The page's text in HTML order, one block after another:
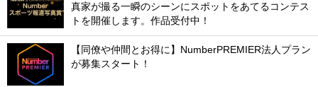
真家が撮る一瞬のシーンにスポットをあてるコンテス
トを開催します。作品受付中！
【同僚や仲間とお得に】NumberPREMIER法人プラン
が募集スタート！